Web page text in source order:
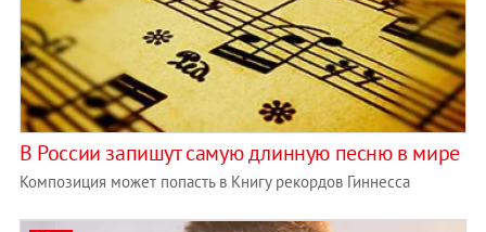
В России запишут самую длинную песню в мире
Композиция может попасть в Книгу рекордов Гиннесса